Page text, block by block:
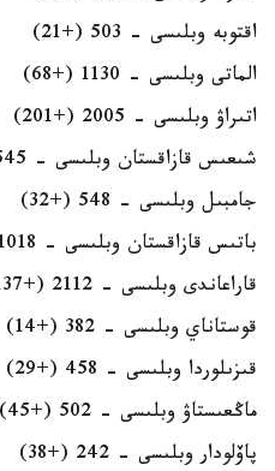
اقتوبە وبلىسى - 503 (+21)
الماتى وبلىسى - 1130 (+68)
اتىراۋ وبلىسى - 2005 (+201)
شىعىس قازاقستان وبلىسى - 545 (+42)
جامبىل وبلىسى - 548 (+32)
باتىس قازاقستان وبلىسى - 1018 (+78)
قاراعاندى وبلىسى - 2112 (+137)
قوستاناي وبلىسى - 382 (+14)
قىزىلوردا وبلىسى - 458 (+29)
ماڭعىستاۋ وبلىسى - 502 (+45)
پاۆلودار وبلىسى - 242 (+38)